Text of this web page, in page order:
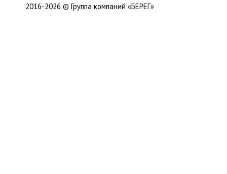
2016-2026 © Группа компаний «БЕРЕГ»